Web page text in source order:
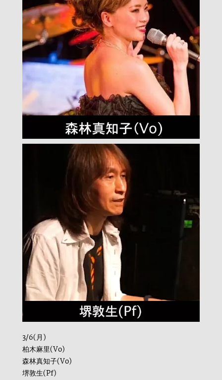
3/6(月)
柏木麻里(Vo)
森林真知子(Vo)
堺敦生(Pf)